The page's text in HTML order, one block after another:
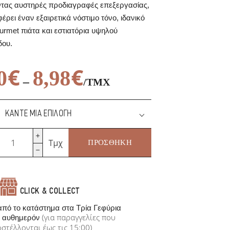
αυστηρές προδιαγραφές επεξεργασίας,
έναν εξαιρετικά νόστιμο τόνο, ιδανικό
πιάτα και εστιατόρια υψηλού
€– 8,98€/ΤΜΧ
€
Τμχ ΠΡΟΣΘΉΚΗ
CLICK & COLLECT
το κατάστημα στα Τρία Γεφύρια
αυθημερόν (για παραγγελίες που
έως τις 15:00)